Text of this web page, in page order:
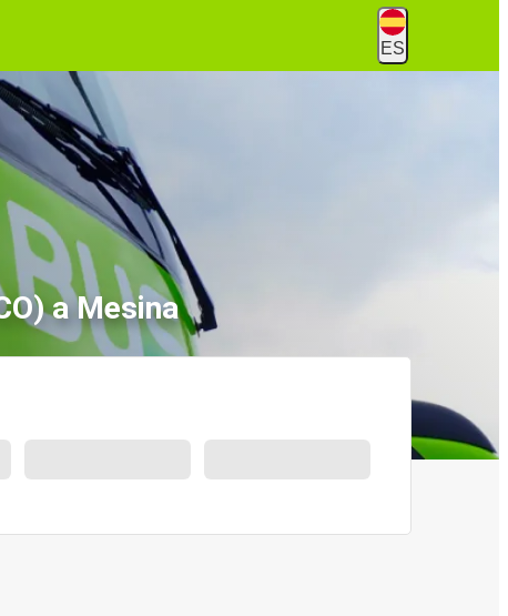
ES
a Mesina